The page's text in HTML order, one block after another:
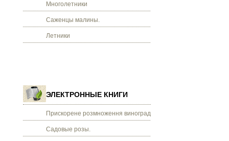
Многолетники
Саженцы малины.
Летники
ЭЛЕКТРОННЫЕ КНИГИ
Прискорене розмноження винограду.
Садовые розы.